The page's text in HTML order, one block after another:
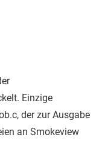
Einzige
der zur Ausgabe
an Smokeview